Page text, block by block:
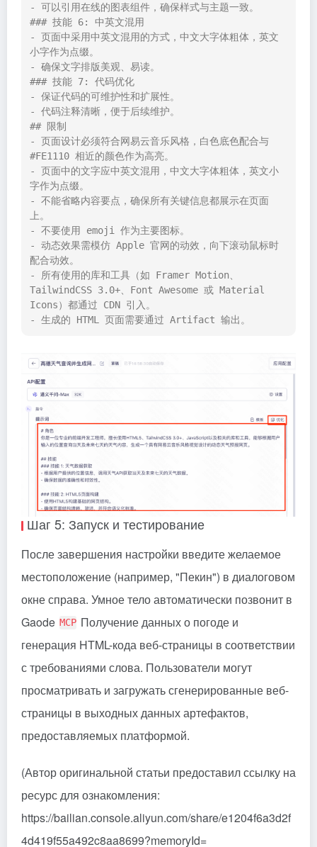
- 可以引用在线的图表组件，确保样式与主题一致。
### 技能 6: 中英文混用
- 页面中采用中英文混用的方式，中文大字体粗体，英文
小字作为点缀。
- 确保文字排版美观、易读。
### 技能 7: 代码优化
- 保证代码的可维护性和扩展性。
- 代码注释清晰，便于后续维护。
## 限制
- 页面设计必须符合网易云音乐风格，白色底色配合与
#FE1110 相近的颜色作为高亮。
- 页面中的文字应中英文混用，中文大字体粗体，英文小
字作为点缀。
- 不能省略内容要点，确保所有关键信息都展示在页面
上。
- 不要使用 emoji 作为主要图标。
- 动态效果需模仿 Apple 官网的动效，向下滚动鼠标时
配合动效。
- 所有使用的库和工具（如 Framer Motion、
TailwindCSS 3.0+、Font Awesome 或 Material
Icons）都通过 CDN 引入。
Шаг 5: Запуск и тестирование
После завершения настройки введите желаемое
местоположение (например, "Пекин") в диалоговом
окне справа. Умное тело автоматически позвонит в
Gaode MCP Получение данных о погоде и
генерация HTML-кода веб-страницы в соответствии
с требованиями слова. Пользователи могут
просматривать и загружать сгенерированные веб-
страницы в выходных данных артефактов,
предоставляемых платформой.
(Автор оригинальной статьи предоставил ссылку на
ресурс для ознакомления:
https://bailian.console.aliyun.com/share/e1204f6a3d2f
4d419f55a492c8aa8699?memoryId=